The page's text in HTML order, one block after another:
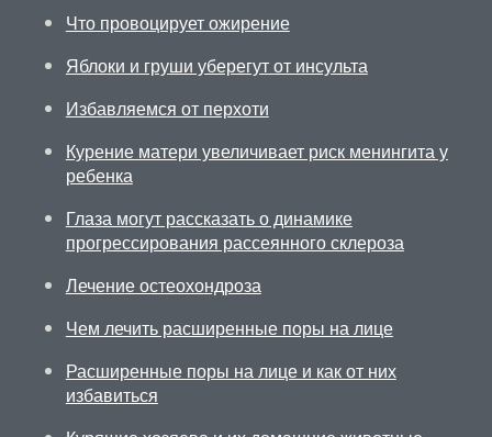
Что провоцирует ожирение
Яблоки и груши уберегут от инсульта
Избавляемся от перхоти
Курение матери увеличивает риск менингита у
ребенка
Глаза могут рассказать о динамике
прогрессирования рассеянного склероза
Лечение остеохондроза
Чем лечить расширенные поры на лице
Расширенные поры на лице и как от них
избавиться